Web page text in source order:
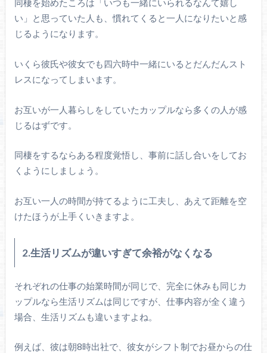
同棲を始めたころは「いつも一緒にいられるなんて嬉し
い」と思っていた人も、慣れてくると一人になりたいと感
じるようになります。
いくら彼氏や彼女でも四六時中一緒にいるとだんだんスト
レスになってしまいます。
お互いが一人暮らしをしていたカップルなら多くの人が感
じるはずです。
同棲をするならある程度覚悟し、事前に話し合いをしてお
くようにしましょう。
お互い一人の時間が持てるように工夫し、あえて距離を空
けたほうが上手くいきますよ。
2.生活リズムが違いすぎて余裕がなくなる
それぞれの仕事の始業時間が同じで、完全に休みも同じカ
ップルなら生活リズムは同じですが、仕事内容が全く違う
場合、生活リズムも違いますよね。
例えば、彼は朝8時出社で、彼女がシフト制でお昼からの仕